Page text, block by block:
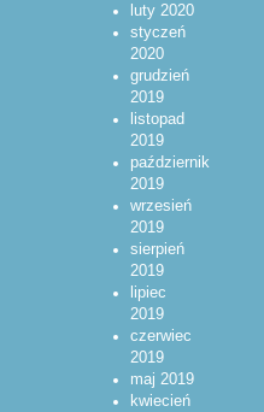
luty 2020
styczeń
2020
grudzień
2019
listopad
2019
październik
2019
wrzesień
2019
sierpień
2019
lipiec
2019
czerwiec
2019
maj 2019
kwiecień